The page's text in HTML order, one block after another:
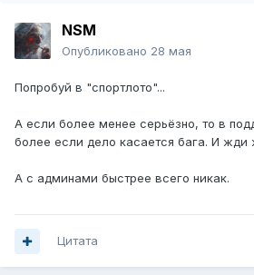
NSM
Опубликовано 28 мая
Попробуй в "спортлото"...
А если более менее серьёзно, то в
более если дело касается бага. И жди
А с админами быстрее всего никак.
Цитата